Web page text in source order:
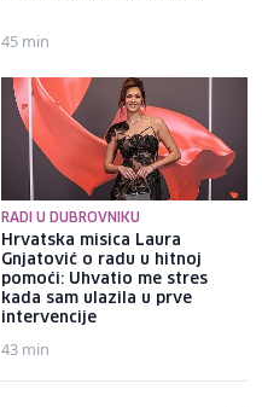
45 min
RADI U DUBROVNIKU
Hrvatska misica Laura
Gnjatović o radu u hitnoj
pomoći: Uhvatio me stres
kada sam ulazila u prve
intervencije
43 min